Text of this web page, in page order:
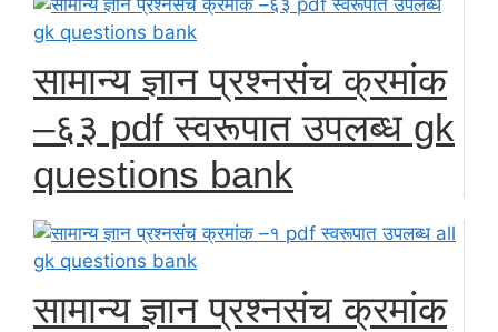
सामान्य ज्ञान प्रश्नसंच क्रमांक
–६३ pdf स्वरूपात उपलब्ध gk
questions bank
सामान्य ज्ञान प्रश्नसंच क्रमांक